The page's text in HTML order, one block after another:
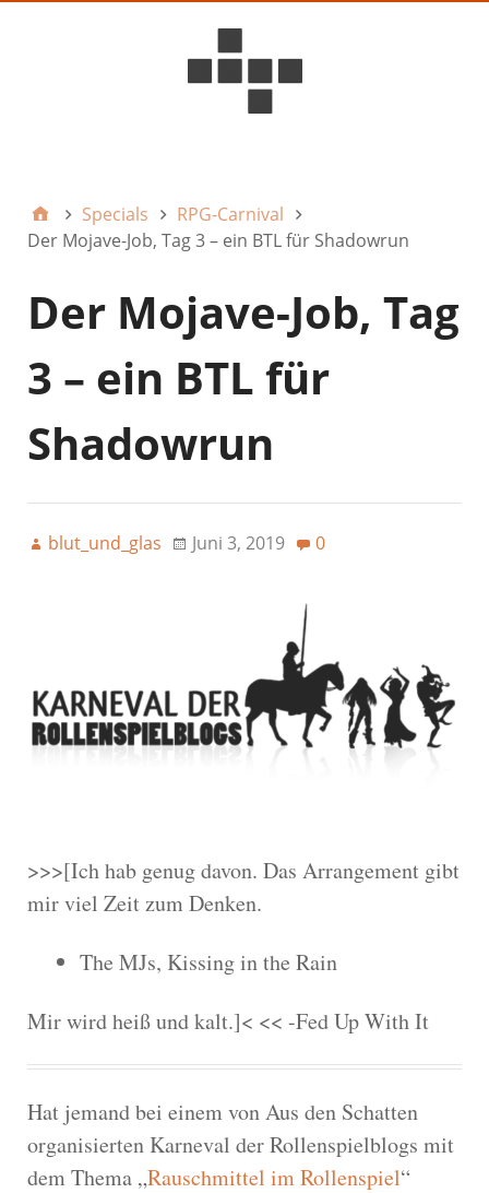
Specials
RPG-Carnival
Der Mojave-Job, Tag 3 – ein BTL für Shadowrun
Der Mojave-Job, Tag
3 – ein BTL für
Shadowrun
blut_und_glas Juni 3, 2019 0
>>>[Ich hab genug davon. Das Arrangement gibt
mir viel Zeit zum Denken.
The MJs, Kissing in the Rain
Mir wird heiß und kalt.]< << -Fed Up With It
Hat jemand bei einem von Aus den Schatten
organisierten Karneval der Rollenspielblogs mit
dem Thema „Rauschmittel im Rollenspiel“